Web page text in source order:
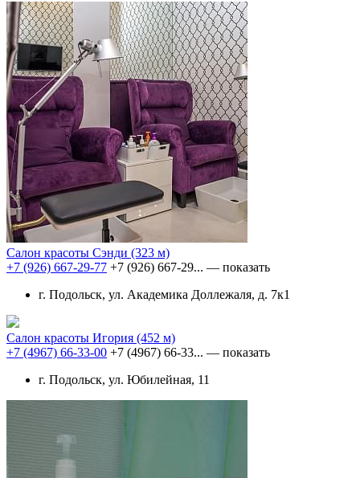
Салон красоты Сэнди (323 м)
+7 (926) 667-29-77 +7 (926) 667-29... — показать
г. Подольск, ул. Академика Доллежаля, д. 7к1
Салон красоты Игория (452 м)
+7 (4967) 66-33-00 +7 (4967) 66-33... — показать
г. Подольск, ул. Юбилейная, 11